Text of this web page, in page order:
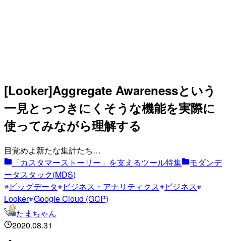
[Looker]Aggregate Awarenessという
一見とっつきにくそうな機能を実際に
使ってみながら理解する
目覚めよ新たな集計たち…
「カスタマーストーリー」を支えるツール特集
モダンデ
ータスタック(MDS)
ビッグデータ
ビジネス・アナリティクス
ビジネス
Looker Google Cloud (GCP)
たまちゃん
2020.08.31